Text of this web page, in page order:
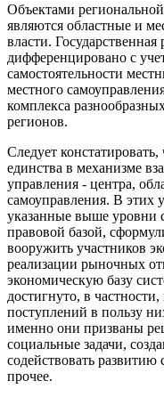
Объектами
являются областные и
власти.
дифференцировано с
самостоятельности
местного
комплекса
регионов.
Следует
единства в механизме
управления - центра,
самоуправления. В этих
указанные выше уровни
правовой базой,
вооружить участников
реализации рыночных
экономическую базу
достигнуто, в
поступлений в пользу
именно они призваны
социальные задачи,
содействовать
прочее.